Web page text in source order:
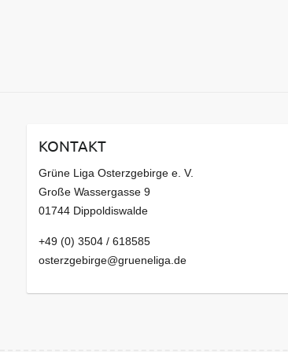
KONTAKT
Grüne Liga Osterzgebirge e. V.
Große Wassergasse 9
01744 Dippoldiswalde
+49 (0) 3504 / 618585
osterzgebirge@grueneliga.de